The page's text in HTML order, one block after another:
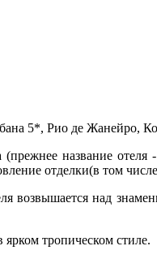
5*, Рио де Жанейро,
(прежнее название
отделки(в том
возвышается над
тропическом стиле.